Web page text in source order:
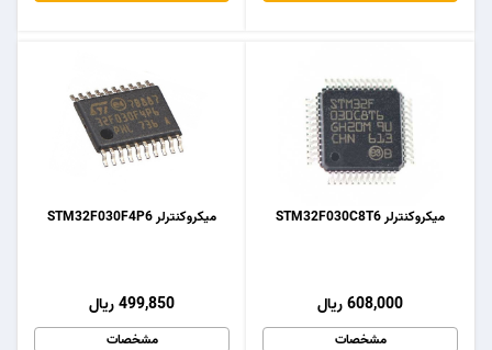
میکروکنترلر STM32F030F4P6
499,850 ریال
مشخصات
میکروکنترلر STM32F030C8T6
608,000 ریال
مشخصات